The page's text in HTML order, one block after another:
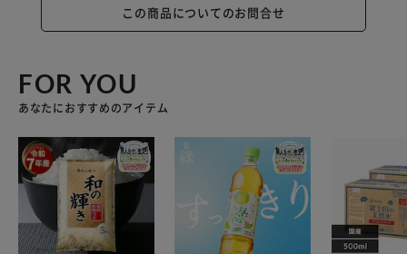
この商品についてのお問合せ
FOR YOU
あなたにおすすめのアイテム